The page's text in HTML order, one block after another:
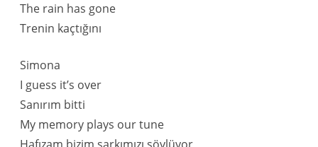
The rain has gone
Trenin kaçtığını
Simona
I guess it’s over
Sanırım bitti
My memory plays our tune